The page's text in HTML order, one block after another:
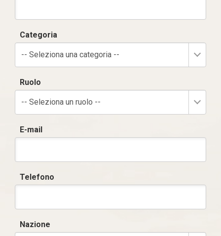
Categoria
-- Seleziona una categoria --
Ruolo
-- Seleziona un ruolo --
E-mail
Telefono
Nazione